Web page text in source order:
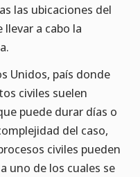
las ubicaciones del
a cabo la
Unidos, país donde
civiles suelen
puede durar días o
del caso,
civiles pueden
uno de los cuales se